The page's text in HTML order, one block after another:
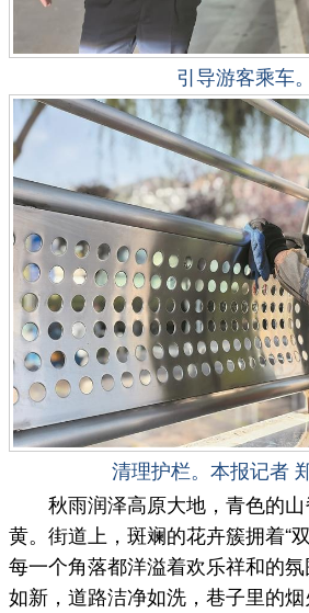
引导游客乘车。
清理护栏。本报记者
秋雨润泽高原大地，青色的
黄。街道上，斑斓的花卉簇拥着“
每一个角落都洋溢着欢乐祥和的
如新，道路洁净如洗，巷子里的